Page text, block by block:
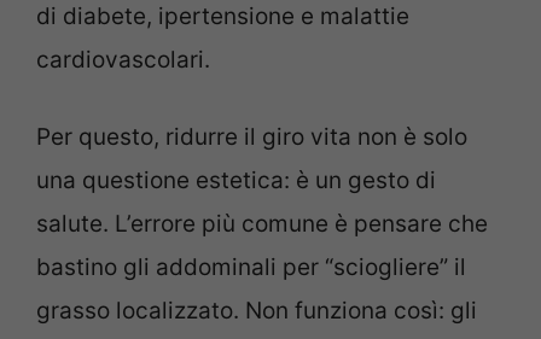
di diabete, ipertensione e malattie
cardiovascolari.
Per questo, ridurre il giro vita non è solo
una questione estetica: è un gesto di
salute. L’errore più comune è pensare che
bastino gli addominali per “sciogliere” il
grasso localizzato. Non funziona così: gli